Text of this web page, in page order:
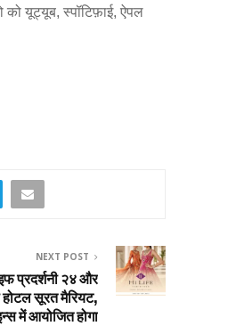
यूट्यूब, स्पॉटिफ़ाई, ऐपल
NEXT POST
प्रदर्शनी २४ और
सूरत मैरियट,
में आयोजित होगा